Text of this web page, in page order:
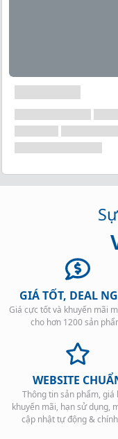
những người yêu
rất đáng mơ ước.
hữu OstroVit THE
THE BAR. nó là
Dành cho
Hàm lượng
Hương vị tuyệt
Thay thế một
GIÁ TỐT, DEAL
Giá cực tốt và khuyến mãi
cho hơn 1200 sản
WEBSITE
Thông tin sản phẩm, giá
khuyến mãi, hạn sử dụng,
cập nhật tự động &